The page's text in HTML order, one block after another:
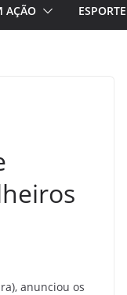
AÇÃO ESPORTE
anunciou os